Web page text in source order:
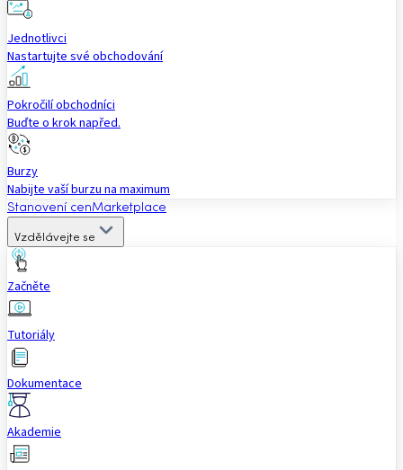
Jednotlivci
Nastartujte své obchodování
Pokročilí obchodníci
Buďte o krok napřed.
Burzy
Nabijte vaší burzu na maximum
Stanovení cenMarketplace
Vzdělávejte se
Začněte
Tutoriály
Dokumentace
Akademie